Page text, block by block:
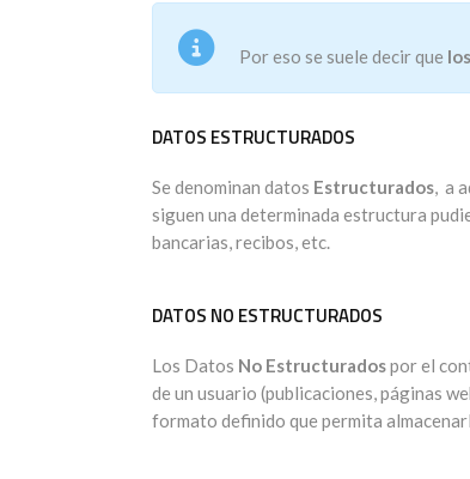
Por eso se suele decir que
DATOS ESTRUCTURADOS
Se denominan datos Estructurados, a
siguen una determinada estructura
bancarias, recibos, etc.
DATOS NO ESTRUCTURADOS
Los Datos No Estructuradospor el
de un usuario (publicaciones, páginas
formato definido que permita